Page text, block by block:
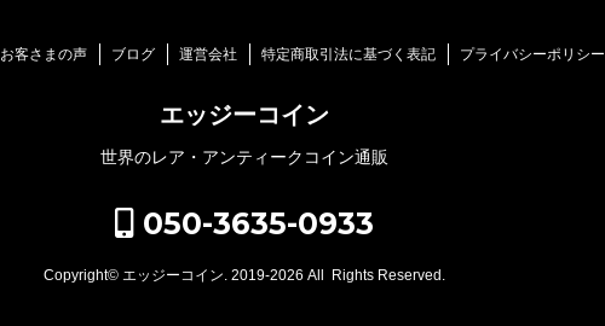
お客さまの声 ブログ 運営会社 特定商取引法に基づく表記 プライバシーポリシー
エッジーコイン
世界のレア・アンティークコイン通販
050-3635-0933
Copyright© エッジーコイン. 2019-2026 All Rights Reserved.